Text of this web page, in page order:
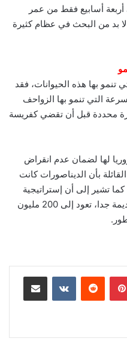
أربعة أسابيع فقط من عمر
لا بد من البحث في عظام كثيرة
تنمو بها هذه الحيوانات، فقد
التي تنمو بها الزواحف
محددة قبل أن تقضي كفريسة
لها لضمان عدم انقراض
بأن الديناصورات كانت
تشير إلى أن إستراتيجية
الإنجاب للطيور في العصر الحاضر قديمة جدا، تعود إلى 200 مليون
بينتيريست